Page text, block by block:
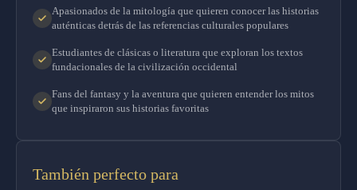
Apasionados de la mitología que quieren conocer las historias
auténticas detrás de las referencias culturales populares
Estudiantes de clásicas o literatura que exploran los textos
fundacionales de la civilización occidental
Fans del fantasy y la aventura que quieren entender los mitos
que inspiraron sus historias favoritas
También perfecto para